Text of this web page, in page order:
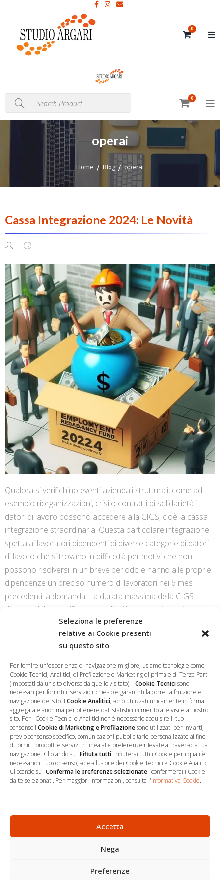
Seleziona le preferenze
relative ai Cookie presenti
su questo sito
Per fornire un'esperienza di navigazione migliore, usiamo tecnologie come i
Cookie Tecnici, Analitici, di Profilazione e Marketing di prima e di Terze Parti
(impostati da un sito diverso da quello visitato). I Cookie Tecnicisono
necessari per fornirti il servizio richiesto e garantirti la corretta fruizione e
navigazione del sito. I Cookie Analitici, sono utilizzati unicamente in forma
aggregata e anonima per ottenere dati statistici in merito alle visite al nostro
sito. Per i Cookie Tecnici e Analitici non è necessario acquisire il tuo
consenso.I Cookie di Marketing e Profilazionesono utilizzati per inviarti,
previo consenso specifico, comunicazioni pubblicitarie personalizzate al fine
di fornirti prodotti e servizi in linea alle preferenze rilevate attraverso la tua
navigazione. Cliccando su "Rifiuta tutti" rifiuterai tutti i Cookie per i quali è
necessario il tuo consenso, ad esclusione dei Cookie Tecnici e Cookie Analitici.
Cliccando su "Conferma le preferenze selezionate" confermerai i Cookie
da te selezionati. Per maggiori informazioni, consulta l'Informativa Cookie.
Accetta
Nega
Preferenze
0
0
operai
Home Blog operai
Cassa Integrazione 2024: Le Novità
Qualora si verifichino eventi aziendali strutturali, come ad
esempio riorganizzazioni, crisi o contratti di solidarietà i
datori di lavoro possono accedere alla CIGS, cioè la cassa
integrazione straordinaria. Questa particolare integrazione
spetta ai lavoratori dipendenti di diverse categorie di datori
di lavoro che si trovano in difficoltà per motivi che non
possono risolversi in un breve periodo e hanno alle proprie
dipendenze un preciso numero di lavoratori nei 6 mesi
precedenti la domanda. La durata massima della CIGS
dipende dalle specifiche causali utilizzate ma in ogni caso
non può superare i 24 mesi nell’arco di un quinquennio.
CONTINUE READING
… Sede Operativa
via Marco Decumio, 19 -
Roma
P.I. 17504191002